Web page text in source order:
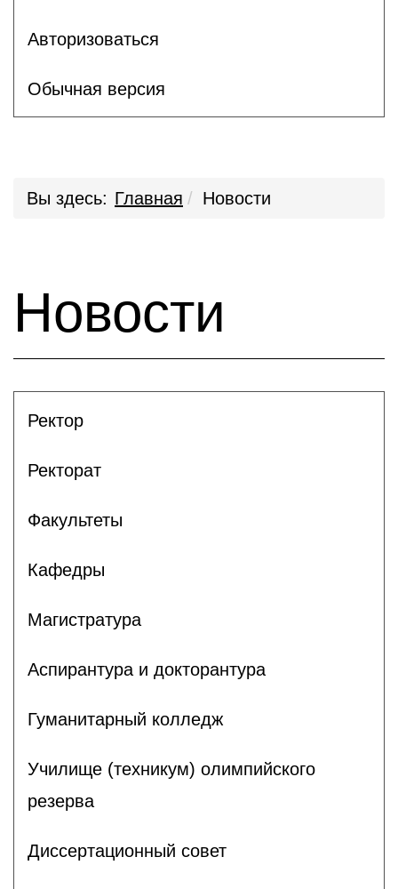
Авторизоваться
Обычная версия
Вы здесь: Главная Новости
Новости
Ректор
Ректорат
Факультеты
Кафедры
Магистратура
Аспирантура и докторантура
Гуманитарный колледж
Училище (техникум) олимпийского
резерва
Диссертационный совет